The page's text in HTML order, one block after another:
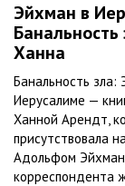
Эйхман в
Ханна
Банальность зла:
Иерусалиме —
Ханной Арендт,
присутствовала
Адольфом
корреспондента